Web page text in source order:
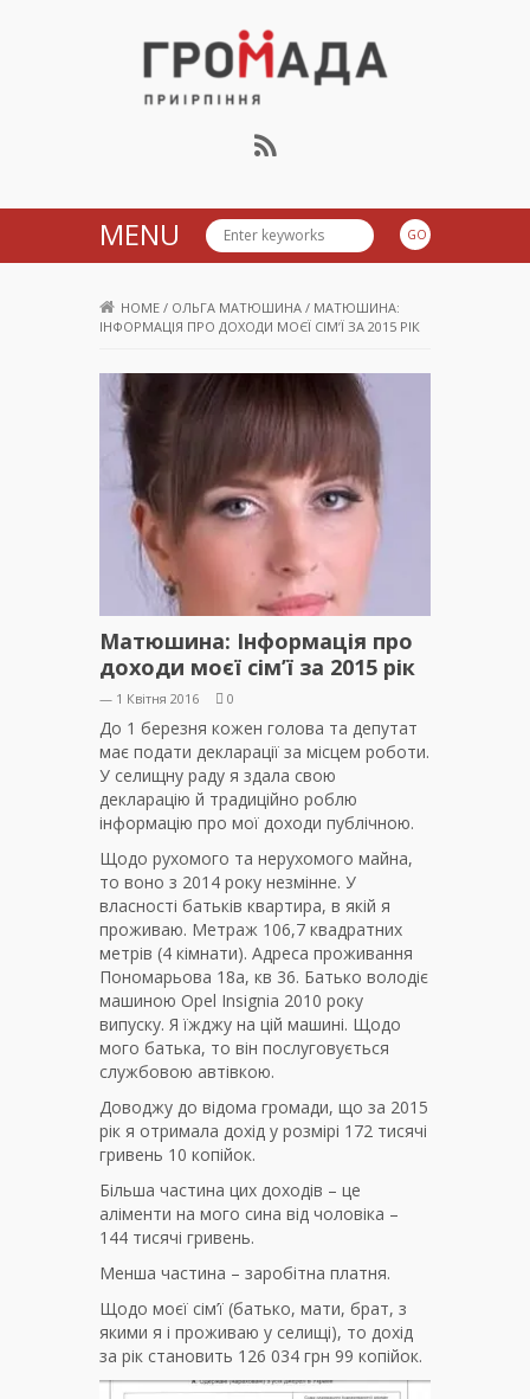
Громада Приірпіння
MENU
HOME / ОЛЬГА МАТЮШИНА / МАТЮШИНА:
ІНФОРМАЦІЯ ПРО ДОХОДИ МОЄЇ СІМ’Ї ЗА 2015 РІК
Матюшина: Інформація про
доходи моєї сім’ї за 2015 рік
— 1 Квітня 2016 0
До 1 березня кожен голова та депутат
має подати декларації за місцем роботи.
У селищну раду я здала свою
декларацію й традиційно роблю
інформацію про мої доходи публічною.
Щодо рухомого та нерухомого майна,
то воно з 2014 року незмінне. У
власності батьків квартира, в якій я
проживаю. Метраж 106,7 квадратних
метрів (4 кімнати). Адреса проживання
Пономарьова 18а, кв 36. Батько володіє
машиною Opel Insignia 2010 року
випуску. Я їжджу на цій машині. Щодо
мого батька, то він послуговується
службовою автівкою.
Доводжу до відома громади, що за 2015
рік я отримала дохід у розмірі 172 тисячі
гривень 10 копійок.
Більша частина цих доходів – це
аліменти на мого сина від чоловіка –
144 тисячі гривень.
Менша частина – заробітна платня.
Щодо моєї сім’ї (батько, мати, брат, з
якими я і проживаю у селищі), то дохід
за рік становить 126 034 грн 99 копійок.